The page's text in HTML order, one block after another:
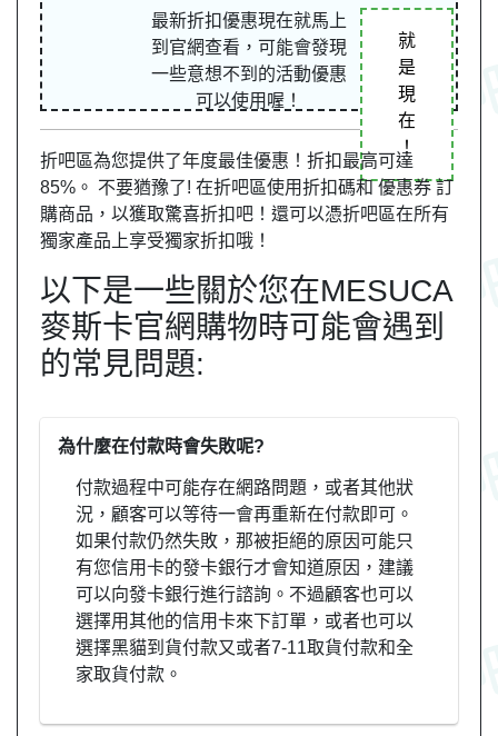
最新折扣優惠現在就馬上
到官網查看，可能會發現
一些意想不到的活動優惠
可以使用喔！
就
是
現
在
！
折吧區為您提供了年度最佳優惠！折扣最高可達
85%。 不要猶豫了! 在折吧區使用折扣碼和 優惠券 訂
購商品，以獲取驚喜折扣吧！還可以憑折吧區在所有
獨家產品上享受獨家折扣哦！
以下是一些關於您在MESUCA
麥斯卡官網購物時可能會遇到
的常見問題:
為什麼在付款時會失敗呢?
付款過程中可能存在網路問題，或者其他狀
況，顧客可以等待一會再重新在付款即可。
如果付款仍然失敗，那被拒絕的原因可能只
有您信用卡的發卡銀行才會知道原因，建議
可以向發卡銀行進行諮詢。不過顧客也可以
選擇用其他的信用卡來下訂單，或者也可以
選擇黑貓到貨付款又或者7-11取貨付款和全
家取貨付款。